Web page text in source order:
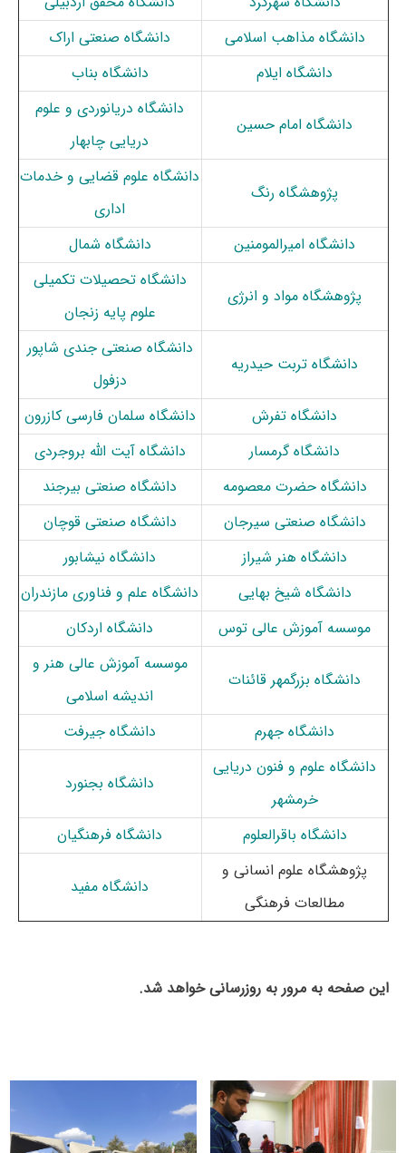
دانشگاه مذاهب اسلامی
دانشگاه صنعتی اراک
دانشگاه ایلام
دانشگاه بناب
دانشگاه امام حسین
دانشگاه دریانوردی و علوم
دریایی چابهار
پژوهشگاه رنگ
دانشگاه علوم قضایی و خدمات
اداری
دانشگاه امیرالمومنین
دانشگاه شمال
پژوهشگاه مواد و انرژی
دانشگاه تحصیلات تکمیلی
علوم پایه زنجان
دانشگاه تربت‌ حیدریه
دانشگاه صنعتی جندی شاپور
دزفول
دانشگاه تفرش
دانشگاه سلمان فارسی کازرون
دانشگاه گرمسار
دانشگاه آیت الله بروجردی
دانشگاه حضرت معصومه
دانشگاه صنعتی بیرجند
دانشگاه صنعتی سیرجان
دانشگاه صنعتی قوچان
دانشگاه هنر شیراز
دانشگاه نیشابور
دانشگاه شیخ بهایی
دانشگاه علم و فناوری مازندران
موسسه آموزش عالی توس
دانشگاه اردکان
دانشگاه بزرگمهر قائنات
موسسه آموزش عالی هنر و
اندیشه اسلامی
دانشگاه جهرم
دانشگاه جیرفت
دانشگاه علوم و فنون دریایی
خرمشهر
دانشگاه بجنورد
دانشگاه باقرالعلوم
دانشگاه فرهنگیان
پژوهشگاه علوم انسانی و
مطالعات فرهنگی
دانشگاه مفید
این صفحه به مرور به روزرسانی خواهد شد.